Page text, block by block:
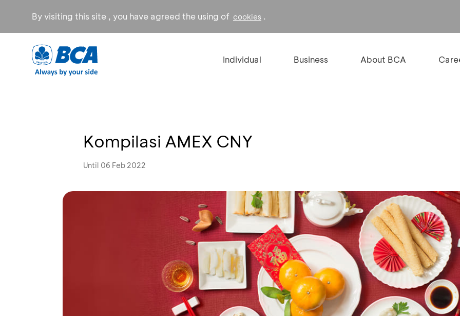
By visiting this site , you have agreed the using of cookies .
Individual Business About BCA
Kompilasi AMEX CNY
Until 06 Feb 2022